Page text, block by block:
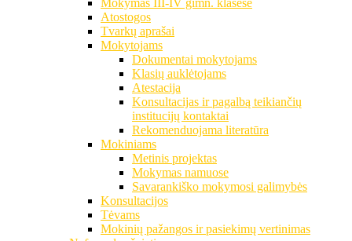
Mokymas III-IV gimn. klasėse
Atostogos
Tvarkų aprašai
Mokytojams
Dokumentai mokytojams
Klasių auklėtojams
Atestacija
Konsultacijas ir pagalbą teikiančių
institucijų kontaktai
Rekomenduojama literatūra
Mokiniams
Metinis projektas
Mokymas namuose
Savarankiško mokymosi galimybės
Konsultacijos
Tėvams
Mokinių pažangos ir pasiekimų vertinimas